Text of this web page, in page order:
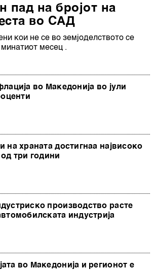
пад на бројот на
во САД
кои не се во земјоделството се
месец .
во Македонија во јули
на храната достигнаа највисоко
три години
производство расте
индустрија
во Македонија и регионот е